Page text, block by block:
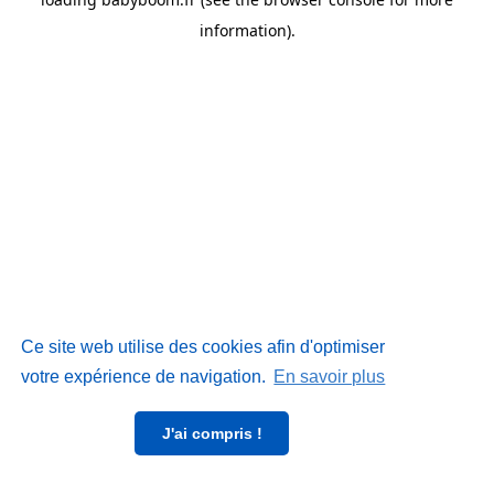
Ce site web utilise des cookies afin d'optimiser
votre expérience de navigation. En savoir plus
J'ai compris !
information).